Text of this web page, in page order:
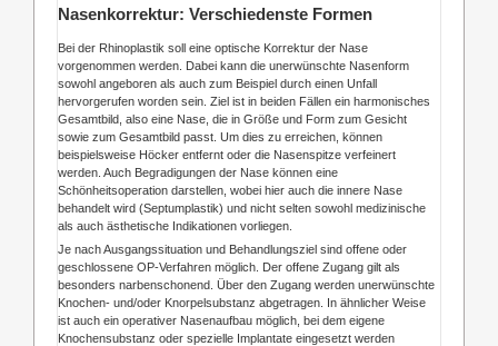
Nasenkorrektur: Verschiedenste Formen
Bei der Rhinoplastik soll eine optische Korrektur der Nase
vorgenommen werden. Dabei kann die unerwünschte Nasenform
sowohl angeboren als auch zum Beispiel durch einen Unfall
hervorgerufen worden sein. Ziel ist in beiden Fällen ein harmonisches
Gesamtbild, also eine Nase, die in Größe und Form zum Gesicht
sowie zum Gesamtbild passt. Um dies zu erreichen, können
beispielsweise Höcker entfernt oder die Nasenspitze verfeinert
werden. Auch Begradigungen der Nase können eine
Schönheitsoperation darstellen, wobei hier auch die innere Nase
behandelt wird (Septumplastik) und nicht selten sowohl medizinische
als auch ästhetische Indikationen vorliegen.
Je nach Ausgangssituation und Behandlungsziel sind offene oder
geschlossene OP-Verfahren möglich. Der offene Zugang gilt als
besonders narbenschonend. Über den Zugang werden unerwünschte
Knochen- und/oder Knorpelsubstanz abgetragen. In ähnlicher Weise
ist auch ein operativer Nasenaufbau möglich, bei dem eigene
Knochensubstanz oder spezielle Implantate eingesetzt werden